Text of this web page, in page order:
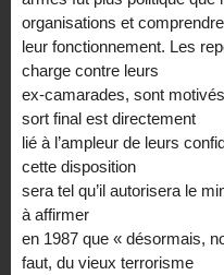
organisations et comprendre
leur fonctionnement. Les
charge contre leurs
ex-camarades, sont
sort final est directement
lié à l’ampleur de leurs
cette disposition
sera tel qu’il autorisera le
à affirmer
en 1987 que « désormais,
faut, du vieux terrorisme